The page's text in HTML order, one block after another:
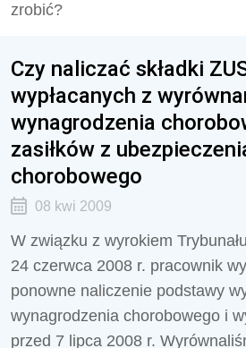
zrobić?
Czy naliczać składki
wypłacanych z
wynagrodzenia
zasiłków z
chorobowego
08 kwi 2009
W związku z wyrokiem
24 czerwca 2008 r. pracownik
ponowne naliczenie podstawy
wynagrodzenia chorobowego i
przed 7 lipca 2008 r.